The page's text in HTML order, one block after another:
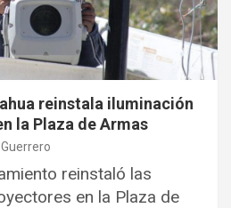
reinstala iluminación
la Plaza de Armas
Guerrero
reinstaló las
en la Plaza de